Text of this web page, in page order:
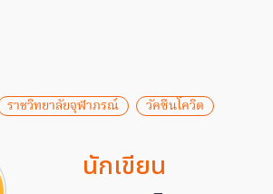
ราชวิทยาลัยจุฬาภรณ์ วัคซีนโควิด
นักเขียน